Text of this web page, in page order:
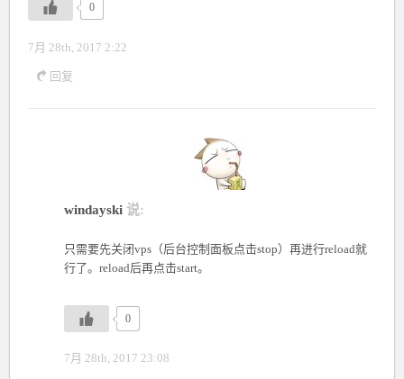
0
7月 28th, 2017 2:22
回复
windayski 说:
只需要先关闭vps（后台控制面板点击stop）再进行reload就
行了。reload后再点击start。
0
7月 28th, 2017 23:08